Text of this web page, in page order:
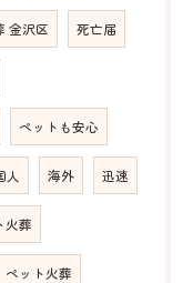
金沢区 死亡届
ペットも安心
人 海外 迅速
火葬
ペット火葬